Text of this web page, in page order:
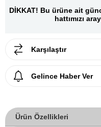
DİKKAT! Bu ürüne ait
hattımızı
Karşılaştır
Gelince Haber Ver
Ürün Özellikleri